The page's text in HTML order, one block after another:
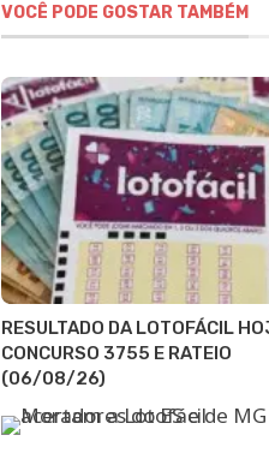
VOCÊ PODE GOSTAR TAMBÉM
RESULTADO DA LOTOFÁCIL
CONCURSO 3755 E RATEIO
(06/08/26)